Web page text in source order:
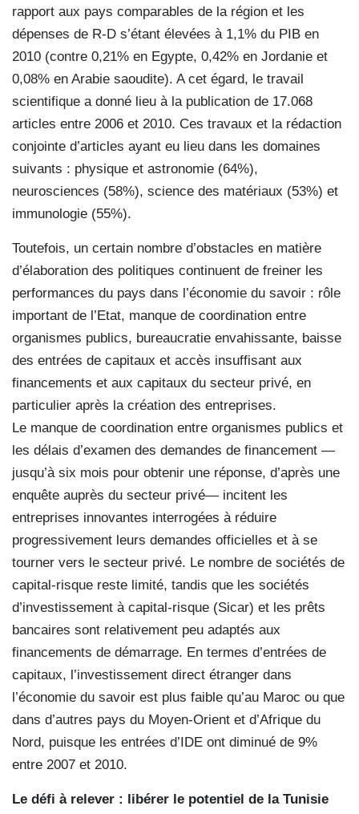
rapport aux pays comparables de la région et les
dépenses de R-D s’étant élevées à 1,1% du PIB en
2010 (contre 0,21% en Egypte, 0,42% en Jordanie et
0,08% en Arabie saoudite). A cet égard, le travail
scientifique a donné lieu à la publication de 17.068
articles entre 2006 et 2010. Ces travaux et la rédaction
conjointe d’articles ayant eu lieu dans les domaines
suivants : physique et astronomie (64%),
neurosciences (58%), science des matériaux (53%) et
immunologie (55%).
Toutefois, un certain nombre d’obstacles en matière
d’élaboration des politiques continuent de freiner les
performances du pays dans l’économie du savoir : rôle
important de l’Etat, manque de coordination entre
organismes publics, bureaucratie envahissante, baisse
des entrées de capitaux et accès insuffisant aux
financements et aux capitaux du secteur privé, en
particulier après la création des entreprises.
Le manque de coordination entre organismes publics et
les délais d’examen des demandes de financement —
jusqu’à six mois pour obtenir une réponse, d’après une
enquête auprès du secteur privé— incitent les
entreprises innovantes interrogées à réduire
progressivement leurs demandes officielles et à se
tourner vers le secteur privé. Le nombre de sociétés de
capital-risque reste limité, tandis que les sociétés
d’investissement à capital-risque (Sicar) et les prêts
bancaires sont relativement peu adaptés aux
financements de démarrage. En termes d’entrées de
capitaux, l’investissement direct étranger dans
l’économie du savoir est plus faible qu’au Maroc ou que
dans d’autres pays du Moyen-Orient et d’Afrique du
Nord, puisque les entrées d’IDE ont diminué de 9%
entre 2007 et 2010.
Le défi à relever : libérer le potentiel de la Tunisie